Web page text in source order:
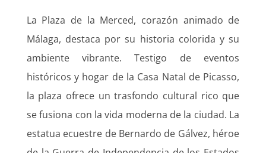
La Plaza de la Merced, corazón animado de
Málaga, destaca por su historia colorida y su
ambiente vibrante. Testigo de eventos
históricos y hogar de la Casa Natal de Picasso,
la plaza ofrece un trasfondo cultural rico que
se fusiona con la vida moderna de la ciudad. La
estatua ecuestre de Bernardo de Gálvez, héroe